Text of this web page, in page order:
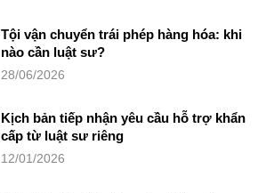
Tội vận chuyển trái phép hàng hóa: khi
nào cần luật sư?
28/06/2026
Kịch bản tiếp nhận yêu cầu hỗ trợ khẩn
cấp từ luật sư riêng
12/01/2026